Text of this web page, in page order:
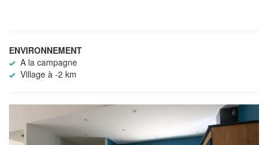
ENVIRONNEMENT
A la campagne
Village à -2 km